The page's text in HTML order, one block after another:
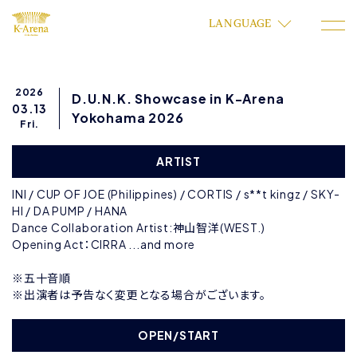
LANGUAGE
2026
03.13
Fri.
D.U.N.K. Showcase in K-Arena
Yokohama 2026
ARTIST
INI / CUP OF JOE (Philippines) / CORTIS / s**t kingz / SKY-
HI / DA PUMP / HANA
Dance Collaboration Artist:神山智洋(WEST.)
Opening Act：CIRRA ...and more
※五⼗⾳順
※出演者は予告なく変更となる場合がございます。
OPEN/START